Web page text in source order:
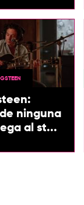
ninguna
al st...